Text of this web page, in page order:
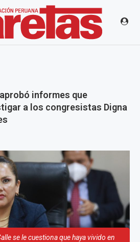
informes que
a los congresistas Digna
se le cuestiona que haya vivido en